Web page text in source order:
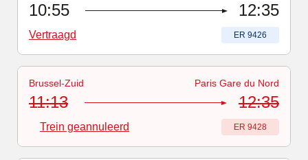
10:55 12:35
Vertraagd Treinnummer
ER 9426
Treinnummer:
ER 9428-Trein geannuleerd
Brussel-Zuid Paris Gare du Nord
11:13 12:35
Trein geannuleerd Treinnummer
ER 9428